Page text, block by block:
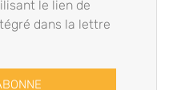
le lien de
dans la lettre